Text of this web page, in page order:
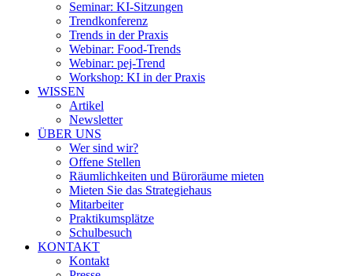
Seminar: KI-Sitzungen
Trendkonferenz
Trends in der Praxis
Webinar: Food-Trends
Webinar: pej-Trend
Workshop: KI in der Praxis
WISSEN
Artikel
Newsletter
ÜBER UNS
Wer sind wir?
Offene Stellen
Räumlichkeiten und Büroräume mieten
Mieten Sie das Strategiehaus
Mitarbeiter
Praktikumsplätze
Schulbesuch
KONTAKT
Kontakt